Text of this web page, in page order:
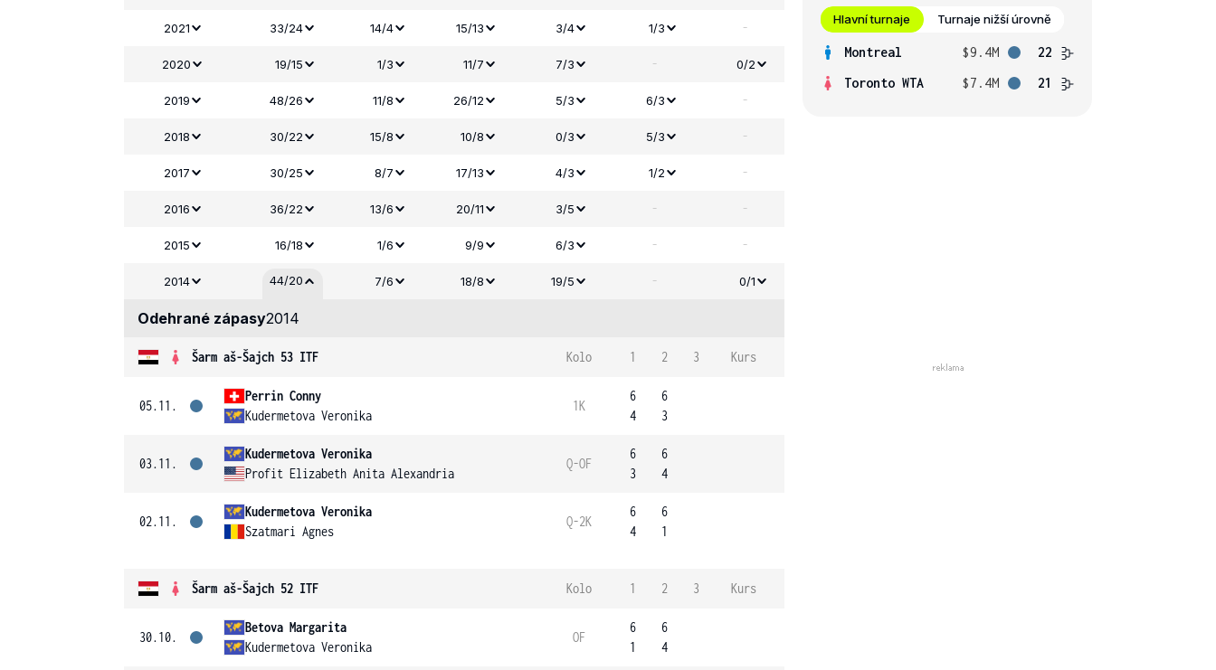
2021 33/24 14/4 15/13 3/4 1/3 -
2020 19/15 1/3 11/7 7/3 - 0/2
2019 48/26 11/8 26/12 5/3 6/3 -
2018 30/22 15/8 10/8 0/3 5/3 -
2017 30/25 8/7 17/13 4/3 1/2 -
2016 36/22 13/6 20/11 3/5 - -
2015 16/18 1/6 9/9 6/3 - -
2014 44/20 7/6 18/8 19/5 - 0/1
Odehrané zápasy2014
Šarm aš-Šajch 53 ITF Kolo 1 2 3 Kurs
05.11.
Perrin Conny
Kudermetova Veronika
1K
6
4
6
3
03.11.
Kudermetova Veronika
Profit Elizabeth Anita Alexandria
Q-OF
6
3
6
4
02.11.
Kudermetova Veronika
Szatmari Agnes
Q-2K
6
4
6
1
Šarm aš-Šajch 52 ITF Kolo 1 2 3 Kurs
30.10.
Betova Margarita
Kudermetova Veronika
OF
6
1
6
4
Hlavní turnaje Turnaje nižší úrovně
Montreal $9.4M
22
Toronto WTA
$7.4M 21